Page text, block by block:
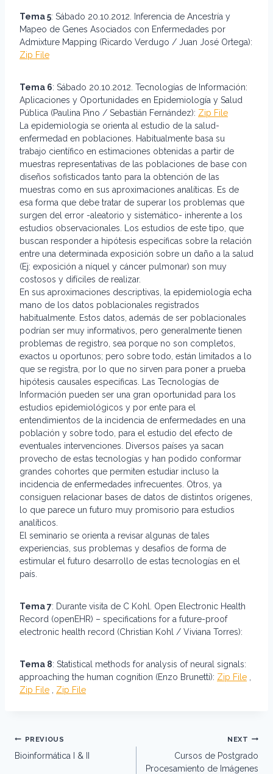
Tema 5: Sábado 20.10.2012. Inferencia de Ancestría y
Mapeo de Genes Asociados con Enfermedades por
Admixture Mapping (Ricardo Verdugo / Juan José Ortega):
Zip File
Tema 6: Sábado 20.10.2012. Tecnologías de Información:
Aplicaciones y Oportunidades en Epidemiología y Salud
Pública (Paulina Pino / Sebastián Fernández): Zip File
La epidemiología se orienta al estudio de la salud-
enfermedad en poblaciones. Habitualmente basa su
trabajo científico en estimaciones obtenidas a partir de
muestras representativas de las poblaciones de base con
diseños sofisticados tanto para la obtención de las
muestras como en sus aproximaciones analíticas. Es de
esa forma que debe tratar de superar los problemas que
surgen del error -aleatorio y sistemático- inherente a los
estudios observacionales. Los estudios de este tipo, que
buscan responder a hipótesis específicas sobre la relación
entre una determinada exposición sobre un daño a la salud
(Ej: exposición a níquel y cáncer pulmonar) son muy
costosos y difíciles de realizar.
En sus aproximaciones descriptivas, la epidemiología echa
mano de los datos poblacionales registrados
habitualmente. Estos datos, además de ser poblacionales
podrían ser muy informativos, pero generalmente tienen
problemas de registro, sea porque no son completos,
exactos u oportunos; pero sobre todo, están limitados a lo
que se registra, por lo que no sirven para poner a prueba
hipótesis causales específicas. Las Tecnologías de
Información pueden ser una gran oportunidad para los
estudios epidemiológicos y por ente para el
entendimientos de la incidencia de enfermedades en una
población y sobre todo, para el estudio del efecto de
eventuales intervenciones. Diversos países ya sacan
provecho de estas tecnologías y han podido conformar
grandes cohortes que permiten estudiar incluso la
incidencia de enfermedades infrecuentes. Otros, ya
consiguen relacionar bases de datos de distintos orígenes,
lo que parece un futuro muy promisorio para estudios
analíticos.
El seminario se orienta a revisar algunas de tales
experiencias, sus problemas y desafíos de forma de
estimular el futuro desarrollo de estas tecnologías en el
país.
Tema 7: Durante visita de C Kohl. Open Electronic Health
Record (openEHR) – specifications for a future-proof
electronic health record (Christian Kohl / Viviana Torres):
Tema 8: Statistical methods for analysis of neural signals:
approaching the human cognition (Enzo Brunetti): Zip File
Zip File
Zip File
Post
navigation
PREVIOUS
Bioinformática I & II
NEXT
Cursos de Postgrado
Procesamiento de Imágenes